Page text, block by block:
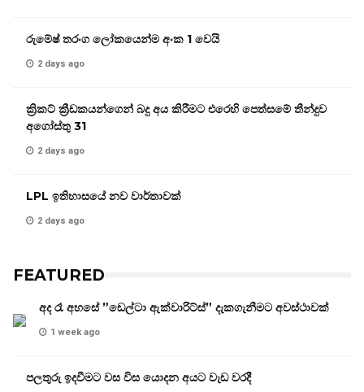
රුමේෂ් තරංග ලෝකයෙන්ම අංක 1 වෙයි
2 days ago
ක්‍රිකට් ක්‍රීඩකයන්ගෙන් බදු අය කිරීමට එරෙහි පෙත්සමේ තීන්දුව
අගෝස්තු 31
2 days ago
LPL ඉතිහාසයේ නව වාර්තාවක්
2 days ago
FEATURED
අද රෑ අහසේ ”ඩෙල්ටා ඇක්වාරිට්ස්” දැකගැනීමට අවස්ථාවක්
1 week ago
පලතුරු ඉදවීමට වස විස යොදන අයට වැඩ වරදී